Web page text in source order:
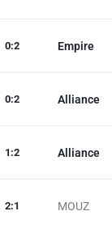
Empire
0:2
Alliance
0:2
Alliance
1 :2
MOUZ
2:1